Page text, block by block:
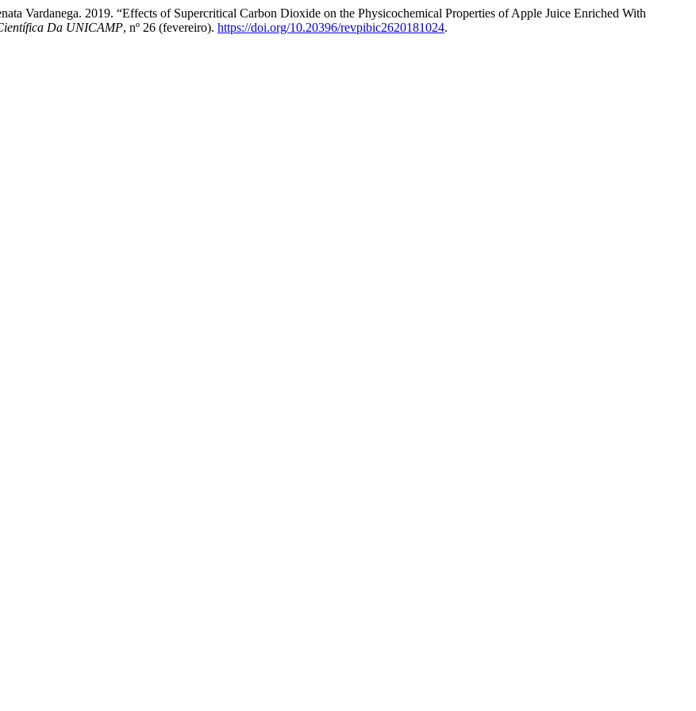
Vardanega. 2019. “Effects of Supercritical Carbon Dioxide on the Physicochemical Properties of Apple Juice Enriched With
Da UNICAMP, nº 26 (fevereiro). https://doi.org/10.20396/revpibic2620181024.